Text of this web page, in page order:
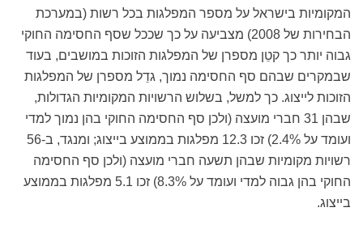
המקומיות בישראל על מספר המפלגות בכל רשות (במערכת
הבחירות של 2008) מצביעה על כך שככל שסף החסימה החוקי
גבוה יותר כך קטֵן מספרן של המפלגות הזוכות במושבים, בעוד
שבמקרים שבהם סף החסימה נמוך, גדֵל מספרן של המפלגות
הזוכות לייצוג. כך למשל, בשלוש הרשויות המקומיות הגדולות,
שבהן 31 חברי מועצה (ולכן סף החסימה החוקי בהן נמוך למדי
ועומד על 2.4%) זכו 12.3 מפלגות בממוצע בייצוג; ומנגד, ב-56
רשויות מקומיות שבהן תשעה חברי מועצה (ולכן סף החסימה
החוקי בהן גבוה למדי ועומד על 8.3%) זכו 5.1 מפלגות בממוצע
בייצוג.